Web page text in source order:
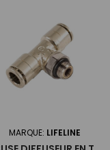
MARQUE: LIFELINE